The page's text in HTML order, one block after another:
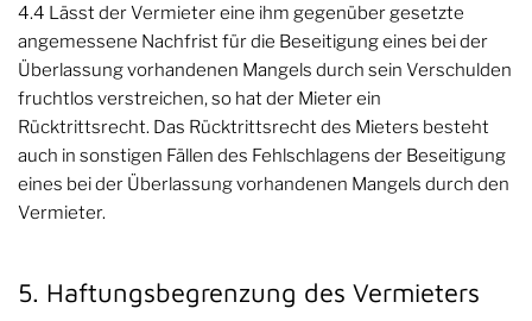
4.4 Lässt der Vermieter eine ihm gegenüber gesetzte
angemessene Nachfrist für die Beseitigung eines bei der
Überlassung vorhandenen Mangels durch sein Verschulden
fruchtlos verstreichen, so hat der Mieter ein
Rücktrittsrecht. Das Rücktrittsrecht des Mieters besteht
auch in sonstigen Fällen des Fehlschlagens der Beseitigung
eines bei der Überlassung vorhandenen Mangels durch den
Vermieter.
5. Haftungsbegrenzung des Vermieters